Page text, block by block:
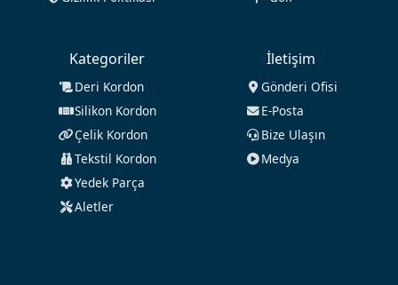
Kategoriler
Deri Kordon
Silikon Kordon
Çelik Kordon
Tekstil Kordon
Yedek Parça
Aletler
İletişim
Gönderi Ofisi
E-Posta
Bize Ulaşın
Medya